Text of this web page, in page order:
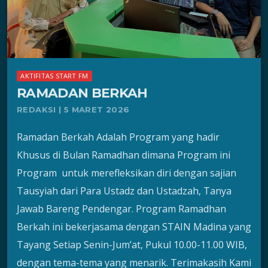
AKTIFITAS START FM
RAMADAN BERKAH
REDAKSI | 5 MARET 2026
Ramadan Berkah Adalah Program yang hadir
Khusus di Bulan Ramadhan dimana Program ini
Program untuk merefleksikan diri dengan sajian
Tausyiah dari Para Ustadz dan Ustadzah, Tanya
Jawab Bareng Pendengar. Program Ramadhan
Berkah ini bekerjasama dengan STAIN Madina yang
Tayang Setiap Senin-Jum’at, Pukul 10.00-11.00 WIB,
dengan tema-tema yang menarik. Terimakasih Kami